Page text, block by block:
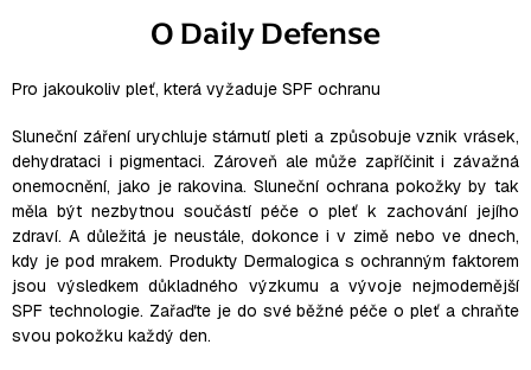
a
c
í
p
r
v
k
y
v
ý
O Daily Defense
Pro jakoukoliv pleť, která vyžaduje SPF ochranu
Sluneční záření urychluje stárnutí pleti a způsobuje vznik vrásek,
dehydrataci i pigmentaci. Zároveň ale může zapříčinit i závažná
onemocnění, jako je rakovina. Sluneční ochrana pokožky by tak
měla být nezbytnou součástí péče o pleť k zachování jejího
zdraví. A důležitá je neustále, dokonce i v zimě nebo ve dnech,
kdy je pod mrakem. Produkty Dermalogica s ochranným faktorem
jsou výsledkem důkladného výzkumu a vývoje nejmodernější
SPF technologie. Zařaďte je do své běžné péče o pleť a chraňte
svou pokožku každý den.